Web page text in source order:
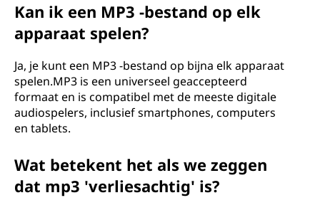
Kan ik een MP3 -bestand op elk
apparaat spelen?
Ja, je kunt een MP3 -bestand op bijna elk apparaat
spelen.MP3 is een universeel geaccepteerd
formaat en is compatibel met de meeste digitale
audiospelers, inclusief smartphones, computers
en tablets.
Wat betekent het als we zeggen
dat mp3 'verliesachtig' is?